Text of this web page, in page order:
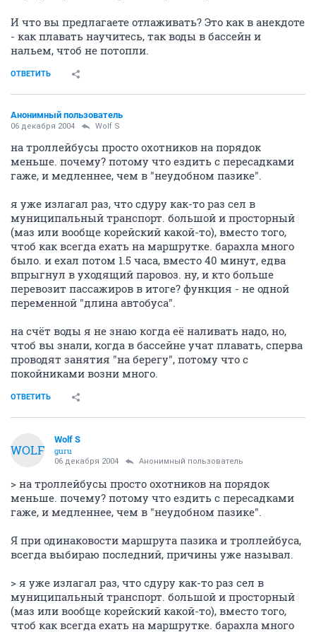
И что вы предлагаете отлаживать? Это как в анекдоте
- как плавать научитесь, так воды в бассейн и
нальем, чтоб не потопли.
ОТВЕТИТЬ
Анонимный пользователь
06 декабря 2004 Wolf S
на троллейбусы просто охотников на порядок
меньше. почему? потому что ездить с пересадками
гаже, и медленнее, чем в "неудобном пазике".
я уже излагал раз, что сдуру как-то раз сел в
муниципальный транспорт. большой и просторный
(маз или вообще корейский какой-то), вместо того,
чтоб как всегда ехать на маршрутке. барахла много
было. и ехал потом 1.5 часа, вместо 40 минут, едва
впрыгнул в уходящий паровоз. ну, и кто больше
перевозит пассажиров в итоге? функция - не одной
переменной "длина автобуса".
на счёт воды я не знаю когда её наливать надо, но,
чтоб вы знали, когда в бассейне учат плавать, сперва
проводят занятия "на берегу", потому что с
покойниками возни много.
ОТВЕТИТЬ
WOLF
Wolf S
guru
06 декабря 2004 Анонимный пользователь
> на троллейбусы просто охотников на порядок
меньше. почему? потому что ездить с пересадками
гаже, и медленнее, чем в "неудобном пазике".
Я при одинаковости маршрута пазика и троллейбуса,
всегда выбираю последний, причины уже называл.
> я уже излагал раз, что сдуру как-то раз сел в
муниципальный транспорт. большой и просторный
(маз или вообще корейский какой-то), вместо того,
чтоб как всегда ехать на маршрутке. барахла много